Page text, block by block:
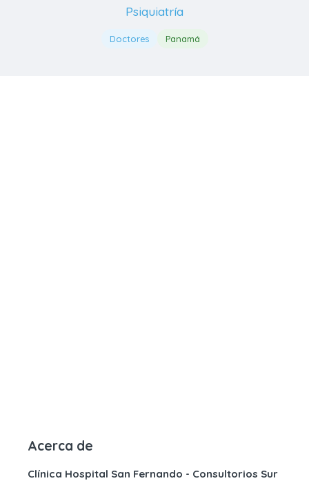
Psiquiatría
Doctores Panamá
Acerca de
Clínica Hospital San Fernando - Consultorios Sur